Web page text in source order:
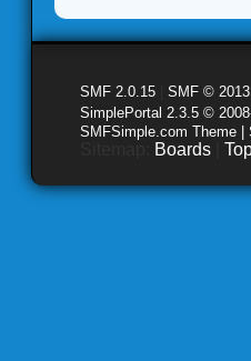
SMF 2.0.15 SMF © 2013
SimplePortal 2.3.5 ©
SMFSimple.com Theme |
Boards